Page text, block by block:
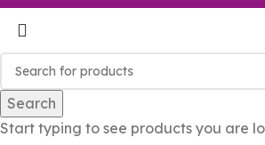
Search
Start typing to see products you are